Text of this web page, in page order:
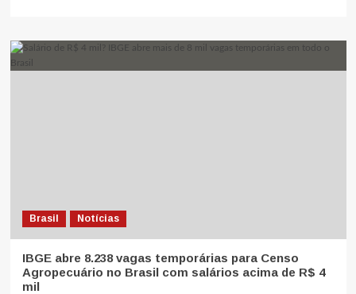
Brasil Notícias
IBGE abre 8.238 vagas temporárias para Censo
Agropecuário no Brasil com salários acima de R$ 4
mil